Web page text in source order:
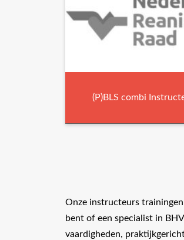
(P)BLS combi
Onze instructeurs
bent of een specialist in
vaardigheden,